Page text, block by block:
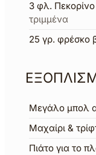
3 φλ.
τριμμένα
25 γρ. φρέσκο
Μεγάλο μπολ
Μαχαίρι &
Πιάτο για το